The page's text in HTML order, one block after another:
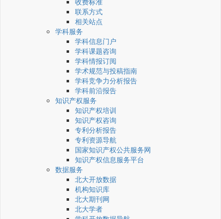
联系方式
相关站点
学科服务
学科信息门户
学科课题咨询
学科情报订阅
学术规范与投稿指南
学科竞争力分析报告
学科前沿报告
知识产权服务
知识产权培训
知识产权咨询
专利分析报告
专利资源导航
国家知识产权公共服务网
知识产权信息服务平台
数据服务
北大开放数据
机构知识库
北大期刊网
北大学者